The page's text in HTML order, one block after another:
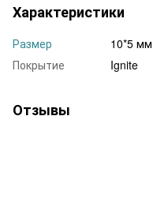
Характеристики
Размер
10*5 мм
Покрытие
Ignite
Отзывы